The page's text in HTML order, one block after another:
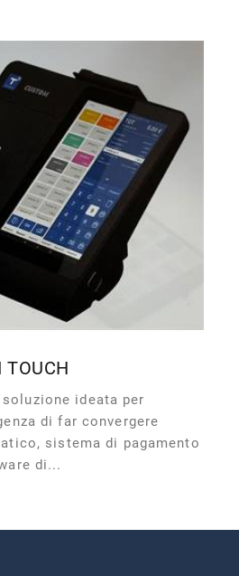
TOUCH
soluzione ideata per
di far convergere
sistema di pagamento
di...